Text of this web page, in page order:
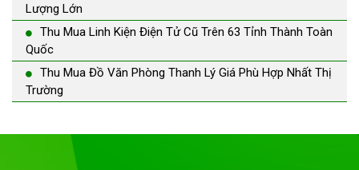
Lượng Lớn
Thu Mua Linh Kiện Điện Tử Cũ Trên 63 Tỉnh Thành Toàn
Quốc
Thu Mua Đồ Văn Phòng Thanh Lý Giá Phù Hợp Nhất Thị
Trường